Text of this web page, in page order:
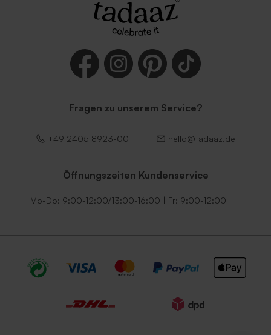
Quadratischer hellblauer
Roter quadratischer
Umschlag
Blauer quadratischer
Glänzender silberner
Fragen zu unserem Service?
+49 2405 8923-001 hello@tadaaz.de
Öffnungszeiten Kundenservice
Mo-Do: 9:00-12:00/13:00-16:00 | Fr: 9:00-12:00